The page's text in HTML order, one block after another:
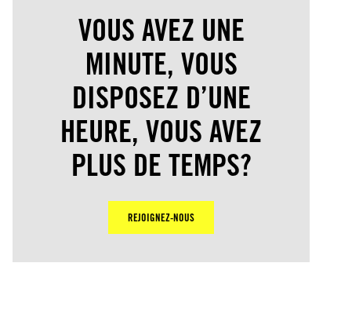
VOUS AVEZ UNE
MINUTE, VOUS
DISPOSEZ D’UNE
HEURE, VOUS AVEZ
PLUS DE TEMPS?
REJOIGNEZ-NOUS